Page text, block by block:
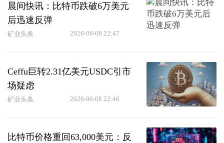
晨间快讯：比特币跌破6万美元
后迅速反弹
矿业头条 2026-06-08 22:47
Ceffu巨转2.31亿美元USDC引市
场疑虑
矿业头条 2026-06-08 22:46
比特币价格重回63,000美元：反